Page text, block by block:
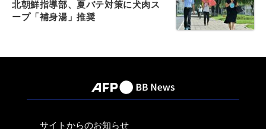
北朝鮮指導部、夏バテ対策に犬肉ス
ープ「補身湯」推奨
サイトからのお知らせ